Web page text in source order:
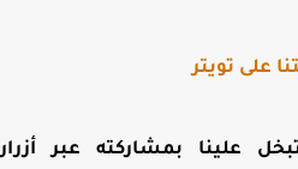
تويتر
علينا بمشاركته عبر أزرار